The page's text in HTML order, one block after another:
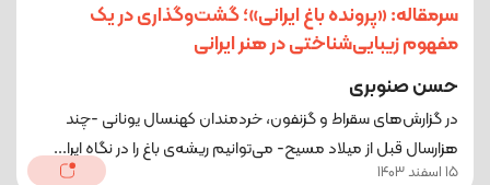
سرمقاله: «پرونده باغ ایرانی»؛ گشت‌وگذاری در یک
مفهوم زیبایی‌شناختی در هنر ایرانی
حسن صنوبری
در گزارش‌های سقراط و گزنفون، خردمندان کهنسال یونانی -چند
هزارسال قبل از میلاد مسیح- می‌توانیم ریشه‌ی باغ را در نگاه ایرا...
15 اسفند 1403